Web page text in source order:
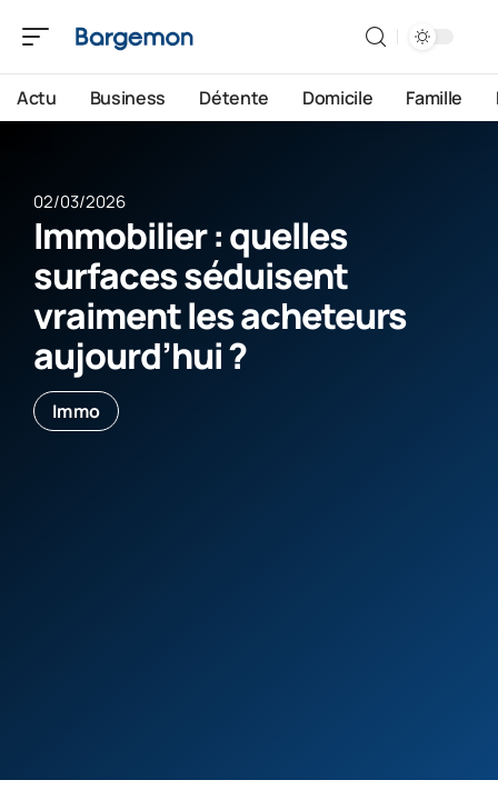
Actu Business Détente Domicile Famille
02/03/2026
Immobilier : quelles
surfaces séduisent
vraiment les acheteurs
aujourd’hui ?
Immo